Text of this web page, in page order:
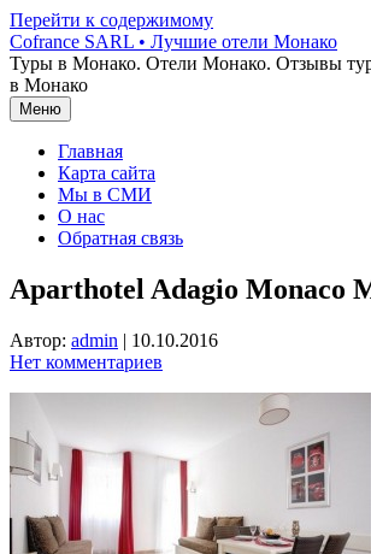
Перейти к содержимому
Cofrance SARL • Лучшие отели Монако
Туры в Монако. Отели Монако. Отзывы
в Монако
Меню
Главная
Карта сайта
Мы в СМИ
О нас
Обратная связь
Aparthotel Adagio Monaco
Автор: admin | 10.10.2016
Нет комментариев